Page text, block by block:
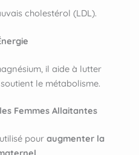
cholestérol (LDL).
il aide à lutter
le métabolisme.
Femmes Allaitantes
pour augmenter la